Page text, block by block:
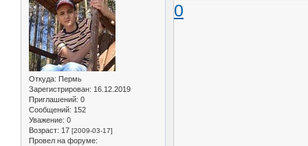
Откуда: Пермь
Зарегистрирован: 16.12.2019
Приглашений: 0
Сообщений: 152
Уважение: 0
Возраст: 17 [2009-03-17]
Провел на форуме:
0